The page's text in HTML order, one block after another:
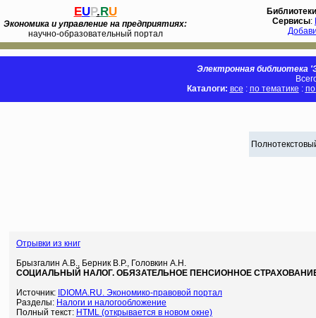
EUP.RU
Экономика и управление на предприятиях:
научно-образовательный портал
Библиотеки
Сервисы:
Электронная библиотека
Каталоги: все : по тематике :
Отрывки из книг
Брызгалин А.В., Берник В.Р., Головкин А.Н.
СОЦИАЛЬНЫЙ НАЛОГ. ОБЯЗАТЕЛЬНОЕ ПЕНСИОННОЕ
Источник: IDIOMA.RU. Экономико-правовой портал
Разделы: Налоги и налогообложение
Полный текст: HTML (открывается в новом окне)